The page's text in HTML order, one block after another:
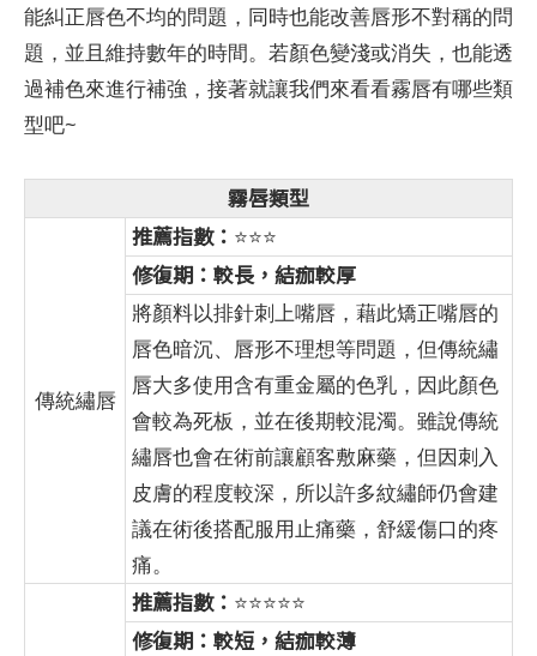
能糾正唇色不均的問題，同時也能改善唇形不對稱的問
題，並且維持數年的時間。若顏色變淺或消失，也能透
過補色來進行補強，接著就讓我們來看看霧唇有哪些類
型吧~
霧唇類型
傳統繡唇
推薦指數： ⭐⭐⭐
修復期：較長，結痂較厚
將顏料以排針刺上嘴唇，藉此矯正嘴唇的
唇色暗沉、唇形不理想等問題，但傳統繡
唇大多使用含有重金屬的色乳，因此顏色
會較為死板，並在後期較混濁。雖說傳統
繡唇也會在術前讓顧客敷麻藥，但因刺入
皮膚的程度較深，所以許多紋繡師仍會建
議在術後搭配服用止痛藥，舒緩傷口的疼
痛。
推薦指數： ⭐⭐⭐⭐⭐
修復期：較短，結痂較薄